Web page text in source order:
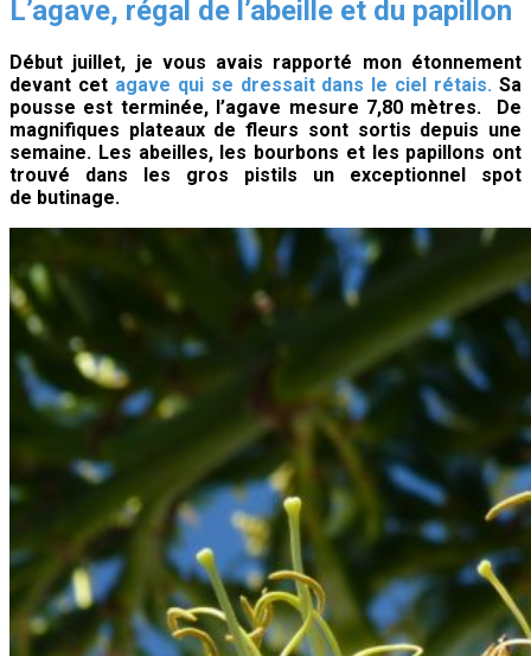
L’agave, régal de l’abeille et du papillon
Début juillet, je vous avais rapporté mon étonnement
devant cet agave qui se dressait dans le ciel rétais. Sa
pousse est terminée, l’agave mesure 7,80 mètres. De
magnifiques plateaux de fleurs sont sortis depuis une
semaine. Les abeilles, les bourbons et les papillons ont
trouvé dans les gros pistils un exceptionnel spot
de butinage.